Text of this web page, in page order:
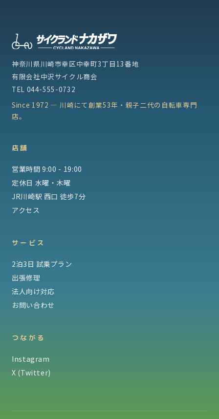
神奈川県川崎市幸区中幸町3丁目13番地
有限会社中沢サイクル商会
TEL 044-555-0732
Since 1972 — 川崎にて創業53年・親子二代の自転車専門
店。
店舗
営業時間 9:00 - 19:00
定休日 水曜・木曜
JR川崎駅 西口 徒歩7分
アクセス
サービス
2泊3日 試乗プラン
出張修理
法人向け対応
お問い合わせ
つながる
Instagram
X (Twitter)